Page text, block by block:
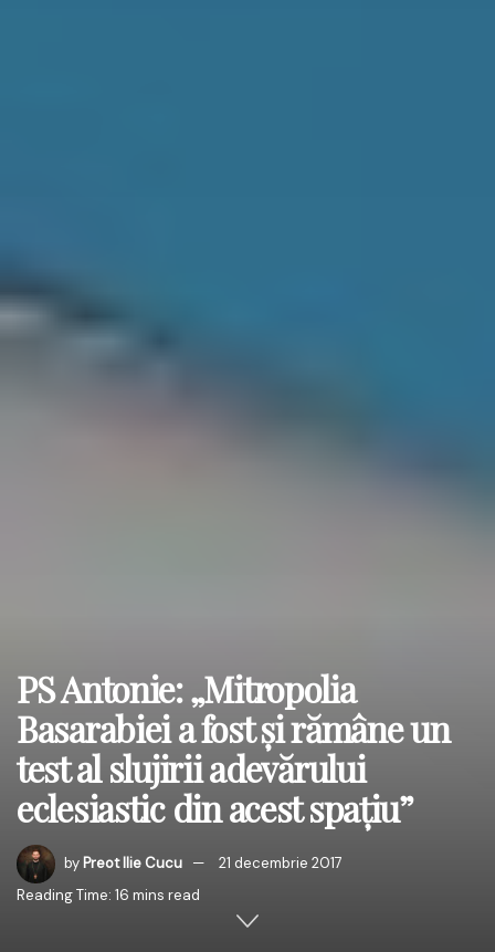
PS Antonie: „Mitropolia
Basarabiei a fost şi rămâne un
test al slujirii adevărului
eclesiastic din acest spaţiu”
by Preot Ilie Cucu
21 decembrie 2017
Reading Time: 16 mins read